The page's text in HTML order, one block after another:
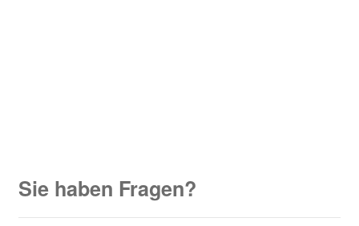
Sie haben Fragen?